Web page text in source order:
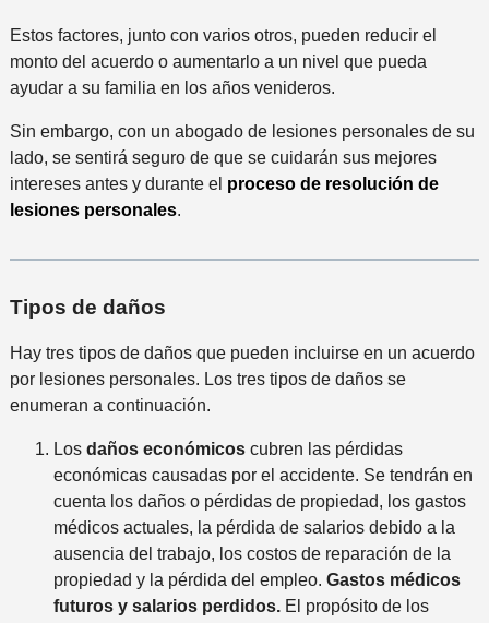
Estos factores, junto con varios otros, pueden reducir el
monto del acuerdo o aumentarlo a un nivel que pueda
ayudar a su familia en los años venideros.
Sin embargo, con un abogado de lesiones personales de su
lado, se sentirá seguro de que se cuidarán sus mejores
intereses antes y durante el proceso de resolución de
lesiones personales.
Tipos de daños
Hay tres tipos de daños que pueden incluirse en un acuerdo
por lesiones personales. Los tres tipos de daños se
enumeran a continuación.
Los daños económicoscubren las pérdidas
económicas causadas por el accidente. Se tendrán en
cuenta los daños o pérdidas de propiedad, los gastos
médicos actuales, la pérdida de salarios debido a la
ausencia del trabajo, los costos de reparación de la
propiedad y la pérdida del empleo. Gastos médicos
futuros y salarios perdidos.El propósito de los